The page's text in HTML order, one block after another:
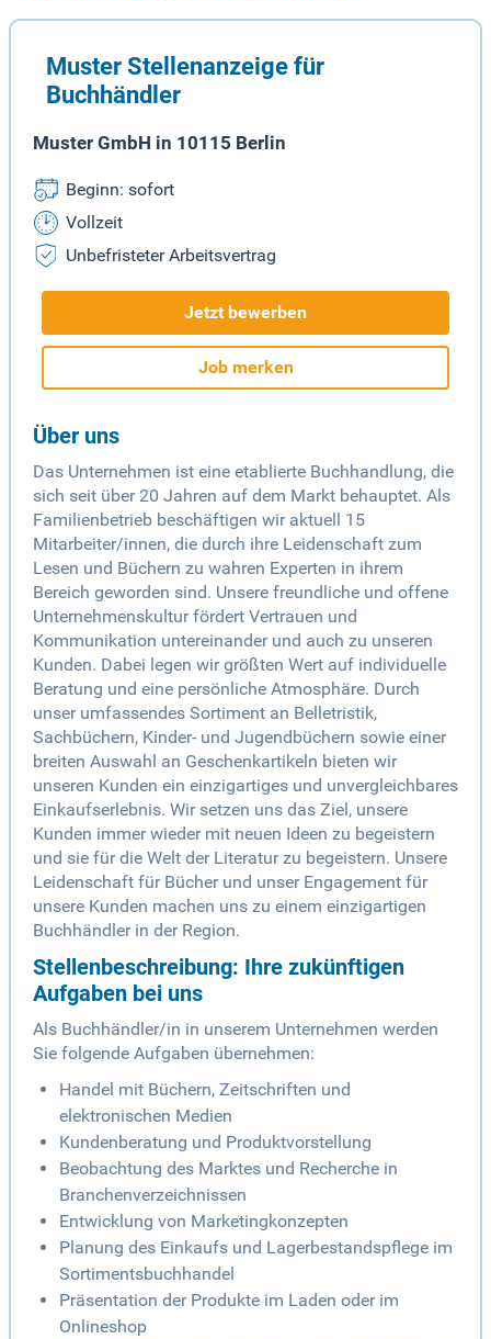
Muster Stellenanzeige für
Buchhändler
Muster GmbH in 10115 Berlin
Beginn: sofort
Vollzeit
Unbefristeter Arbeitsvertrag
Jetzt bewerben
Job merken
Über uns
Das Unternehmen ist eine etablierte Buchhandlung, die
sich seit über 20 Jahren auf dem Markt behauptet. Als
Familienbetrieb beschäftigen wir aktuell 15
Mitarbeiter/innen, die durch ihre Leidenschaft zum
Lesen und Büchern zu wahren Experten in ihrem
Bereich geworden sind. Unsere freundliche und offene
Unternehmenskultur fördert Vertrauen und
Kommunikation untereinander und auch zu unseren
Kunden. Dabei legen wir größten Wert auf individuelle
Beratung und eine persönliche Atmosphäre. Durch
unser umfassendes Sortiment an Belletristik,
Sachbüchern, Kinder- und Jugendbüchern sowie einer
breiten Auswahl an Geschenkartikeln bieten wir
unseren Kunden ein einzigartiges und unvergleichbares
Einkaufserlebnis. Wir setzen uns das Ziel, unsere
Kunden immer wieder mit neuen Ideen zu begeistern
und sie für die Welt der Literatur zu begeistern. Unsere
Leidenschaft für Bücher und unser Engagement für
unsere Kunden machen uns zu einem einzigartigen
Buchhändler in der Region.
Stellenbeschreibung: Ihre zukünftigen
Aufgaben bei uns
Als Buchhändler/in in unserem Unternehmen werden
Sie folgende Aufgaben übernehmen:
Handel mit Büchern, Zeitschriften und
elektronischen Medien
Kundenberatung und Produktvorstellung
Beobachtung des Marktes und Recherche in
Branchenverzeichnissen
Entwicklung von Marketingkonzepten
Planung des Einkaufs und Lagerbestandspflege im
Sortimentsbuchhandel
Präsentation der Produkte im Laden oder im
Onlineshop